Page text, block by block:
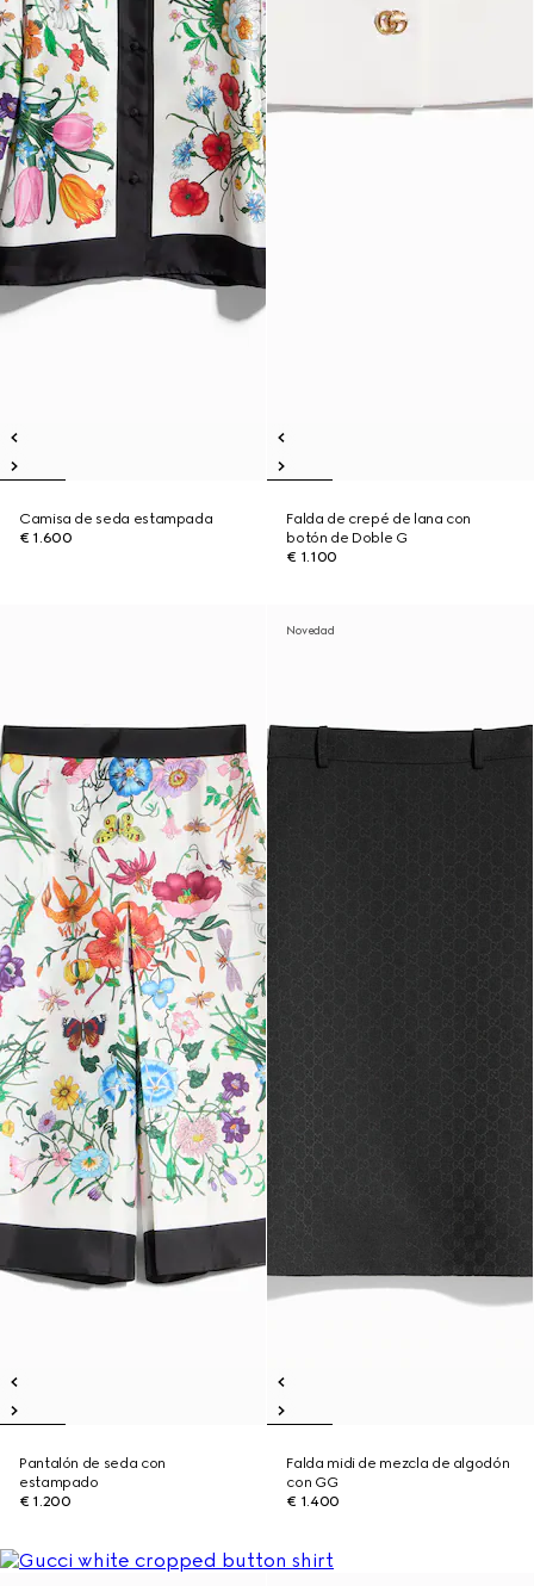
Camisa de seda estampada
€ 1.600
Falda de crepé de lana con
botón de Doble G
€ 1.100
Pantalón de seda con
estampado
€ 1.200
Novedad
Falda midi de mezcla de algodón
con GG
€ 1.400